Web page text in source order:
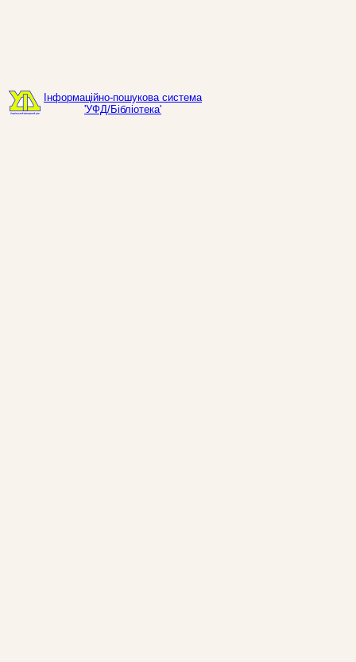
Інформаційно-пошукова система
'УФД/Бібліотека'